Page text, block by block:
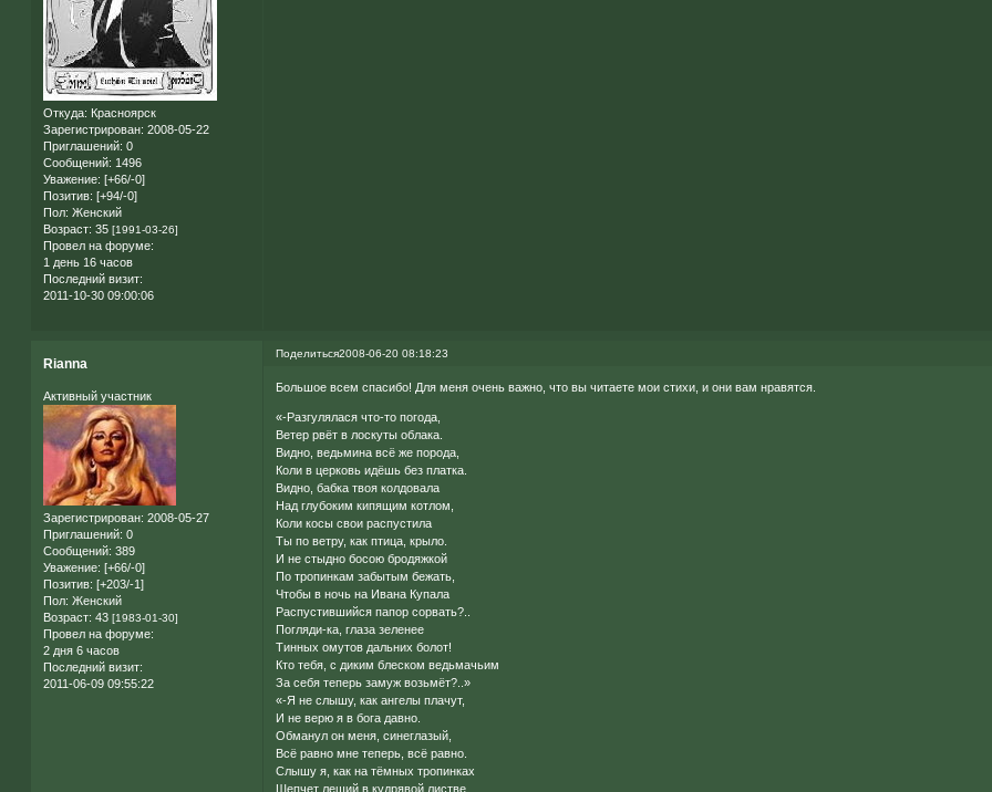
Откуда: Красноярск
Зарегистрирован: 2008-05-22
Приглашений: 0
Сообщений: 1496
Уважение: [+66/-0]
Позитив: [+94/-0]
Пол: Женский
Возраст: 35 [1991-03-26]
Провел на форуме:
1 день 16 часов
Последний визит:
2011-10-30 09:00:06
Поделиться2008-06-20 08:18:23
Rianna
Активный участник
Зарегистрирован: 2008-05-27
Приглашений: 0
Сообщений: 389
Уважение: [+66/-0]
Позитив: [+203/-1]
Пол: Женский
Возраст: 43 [1983-01-30]
Провел на форуме:
2 дня 6 часов
Последний визит:
2011-06-09 09:55:22
Большое всем спасибо! Для меня очень важно, что вы читаете мои стихи, и они вам нравятся.
«-Разгулялася что-то погода,
Ветер рвёт в лоскуты облака.
Видно, ведьмина всё же порода,
Коли в церковь идёшь без платка.
Видно, бабка твоя колдовала
Над глубоким кипящим котлом,
Коли косы свои распустила
Ты по ветру, как птица, крыло.
И не стыдно босою бродяжкой
По тропинкам забытым бежать,
Чтобы в ночь на Ивана Купала
Распустившийся папор сорвать?..
Погляди-ка, глаза зеленее
Тинных омутов дальних болот!
Кто тебя, с диким блеском ведьмачьим
За себя теперь замуж возьмёт?..»
«-Я не слышу, как ангелы плачут,
И не верю я в бога давно.
Обманул он меня, синеглазый,
Всё равно мне теперь, всё равно.
Слышу я, как на тёмных тропинках
Шепчет леший в кудрявой листве,